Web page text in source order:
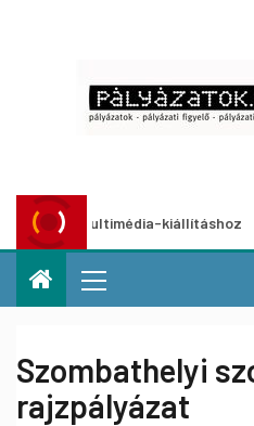
multimédia-kiállításhoz
Szombathelyi
rajzpályázat